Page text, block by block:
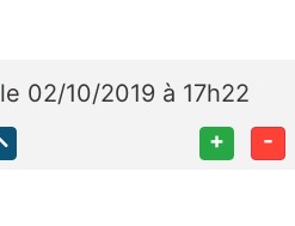
le 02/10/2019 à 17h22
+ -